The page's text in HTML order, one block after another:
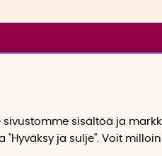
sisältöä ja
ja sulje". Voit